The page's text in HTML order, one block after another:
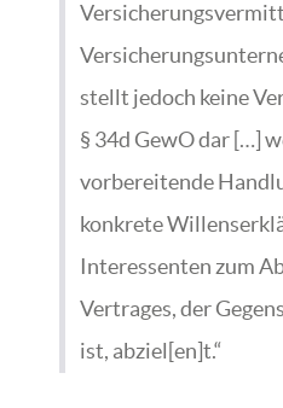
stellt jedoch keine
§ 34d GewO dar […]
vorbereitende
konkrete
Interessenten zum
Vertrages, der
ist, abziel[en]t.“